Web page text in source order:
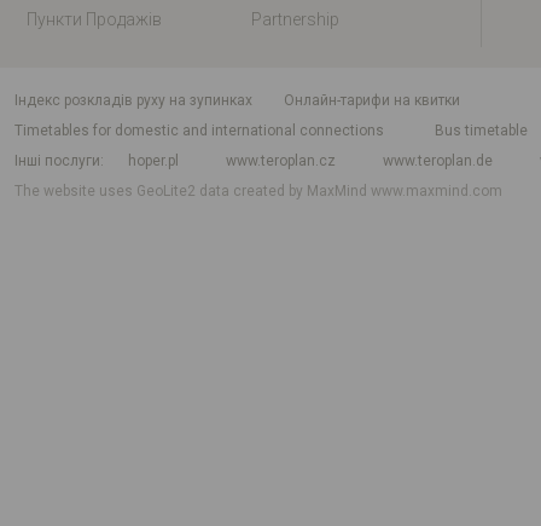
Пункти Продажів
Partnership
індекс розкладів руху на зупинках
Онлайн-тарифи на квитки
Timetables for domestic and international connections
Bus timetable
Інші послуги
hoper.pl www.teroplan.cz www.teroplan.de
The website uses GeoLite2 data created by MaxMindwww.maxmind.com